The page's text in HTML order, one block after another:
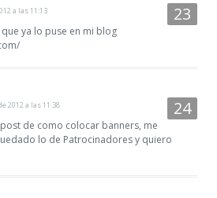
a las 11:13
ya lo puse en mi blog
2012 a las 11:38
de como colocar banners, me
lo de Patrocinadores y quiero